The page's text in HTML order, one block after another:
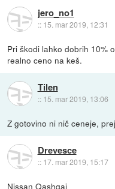
jero_no1
:: 15. mar 2019, 12:31
Pri škodi lahko dobrih 10%
realno ceno na keš.
Tilen
:: 15. mar 2019, 13:06
Z gotovino ni nič ceneje,
Drevesce
:: 17. mar 2019, 15:17
Nissan Qashqai